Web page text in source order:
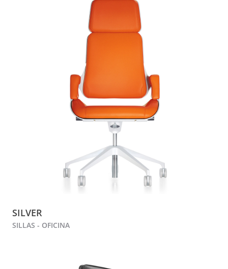
SILVER
SILLAS - OFICINA